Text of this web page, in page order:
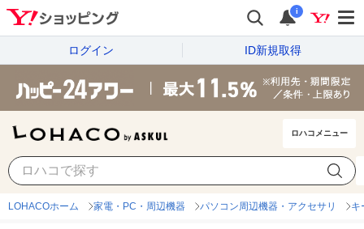
i
ログイン ID新規取得
ロハコメニュー
LOHACOホーム 家電・PC・周辺機器 パソコン周辺機器・アクセサリ キ